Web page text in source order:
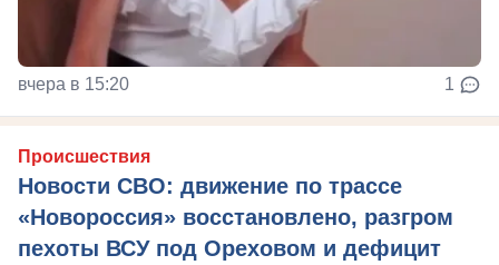
вчера в 15:20 1
Происшествия
Новости СВО: движение по трассе
«Новороссия» восстановлено, разгром
пехоты ВСУ под Ореховом и дефицит